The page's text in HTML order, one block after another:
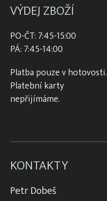
VÝDEJ ZBOŽÍ
PO-ČT: 7:45-15:00
PÁ: 7:45-14:00
Platba pouze v hotovosti.
Platební karty
nepřijímáme.
KONTAKTY
Petr Dobeš